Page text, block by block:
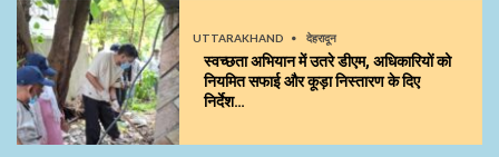
UTTARAKHAND देहरादून
स्वच्छता अभियान में उतरे डीएम, अधिकारियों को
नियमित सफाई और कूड़ा निस्तारण के दिए
निर्देश…